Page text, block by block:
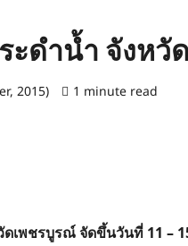
ดำน้ำ จังหวั
2015) 1 minute read
เพชรบูรณ์ จัดขึ้นวันที่ 11